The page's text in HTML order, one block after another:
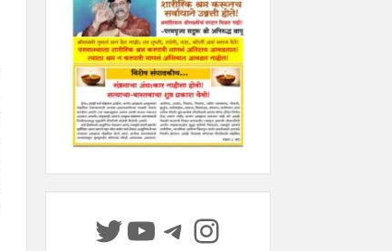
Twitter
YouTube
Telegram
Instagram